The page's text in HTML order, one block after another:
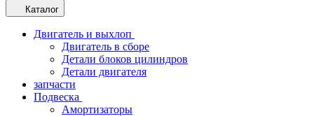
Каталог
Двигатель и выхлоп
Двигатель в сборе
Детали блоков цилиндров
Детали двигателя
запчасти
Подвеска
Амортизаторы